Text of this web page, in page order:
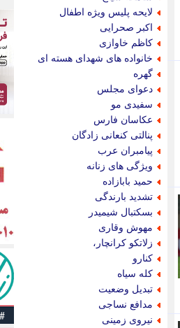
لایحه پلیس ویژه اطفال
اکبر صحرایی
کاظم خاوازی
خانواده های شهدای هسته ای
گهره
دعوای مجلس
سفیدی مو
عکاسان فارس
پنالتی کنعانی زادگان
پیامبران عرب
ویژگی های زنانه
حمید بابازاده
تشدید بارندگی
بسکتبال شیمیدر
مهوش وقاری
زلاتکو کرانچار،
کنارو
کله سیاه
تبدیل وضعیت
مدافع نساجی
نیروی زمینی